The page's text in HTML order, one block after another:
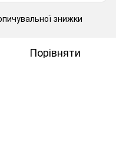
знижки
Порівняти